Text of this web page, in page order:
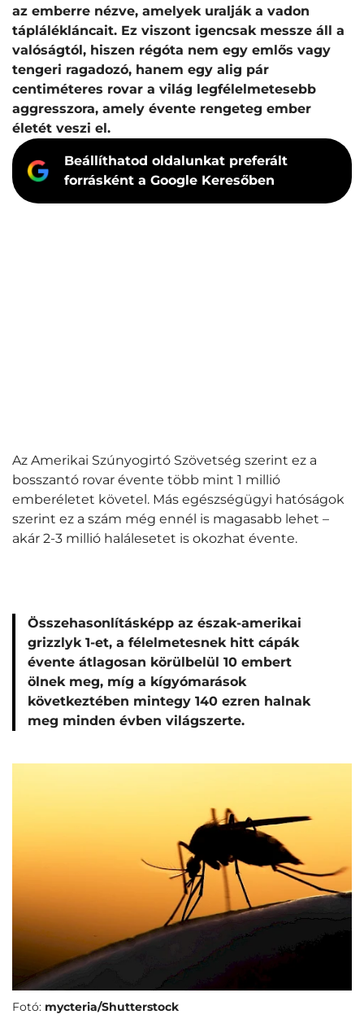
az emberre nézve, amelyek uralják a vadon
táplálékláncait. Ez viszont igencsak messze áll a
valóságtól, hiszen régóta nem egy emlős vagy
tengeri ragadozó, hanem egy alig pár
centiméteres rovar a világ legfélelmetesebb
aggresszora, amely évente rengeteg ember
életét veszi el.
Beállíthatod oldalunkat preferált
forrásként a Google Keresőben
Az Amerikai Szúnyogirtó Szövetség szerint ez a
bosszantó rovar évente több mint 1 millió
emberéletet követel. Más egészségügyi hatóságok
szerint ez a szám még ennél is magasabb lehet –
akár 2-3 millió halálesetet is okozhat évente.
Összehasonlításképp az észak-amerikai
grizzlyk 1-et, a félelmetesnek hitt cápák
évente átlagosan körülbelül 10 embert
ölnek meg, míg a kígyómarások
következtében mintegy 140 ezren halnak
meg minden évben világszerte.
Fotó: mycteria/Shutterstock